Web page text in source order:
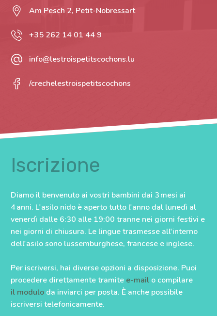
Am Pesch 2, Petit-Nobressart
+35 262 14 01 44 9
info@lestroispetitscochons.lu
/crechelestroispetitscochons
Iscrizione
Diamo il benvenuto ai vostri bambini dai 3 mesi ai
4 anni. L'asilo nido è aperto tutto l'anno dal lunedì al
venerdì dalle 6:30 alle 19:00 tranne nei giorni festivi e
nei giorni di chiusura. Le lingue trasmesse all'interno
dell'asilo sono lussemburghese, francese e inglese.
Per iscriversi, hai diverse opzioni a disposizione. Puoi
procedere direttamente tramite e-mail o compilare
il modulo da inviarci per posta. È anche possibile
iscriversi telefonicamente.